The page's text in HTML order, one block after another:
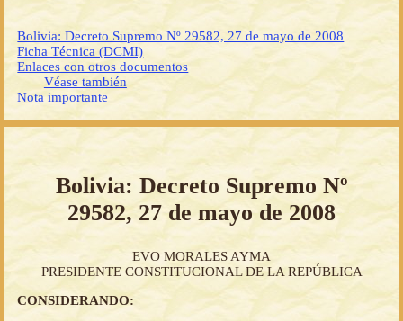
Bolivia: Decreto Supremo Nº 29582, 27 de mayo de 2008
Ficha Técnica (DCMI)
Enlaces con otros documentos
Véase también
Nota importante
Bolivia: Decreto Supremo Nº
29582, 27 de mayo de 2008
EVO MORALES AYMA
PRESIDENTE CONSTITUCIONAL DE LA REPÚBLICA
CONSIDERANDO: